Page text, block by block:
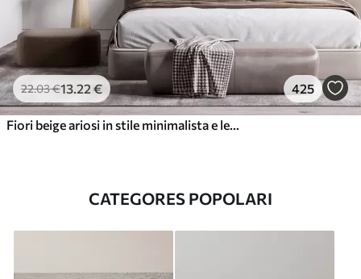
22.03€13 .22 € 425
CATEGORES POPOLARI